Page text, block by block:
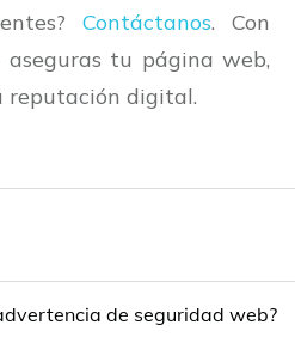
Contáctanos. Con
aseguras tu página web,
reputación digital.
de seguridad web?